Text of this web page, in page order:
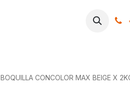
BOQUILLA CONCOLOR MAX BEIGE X